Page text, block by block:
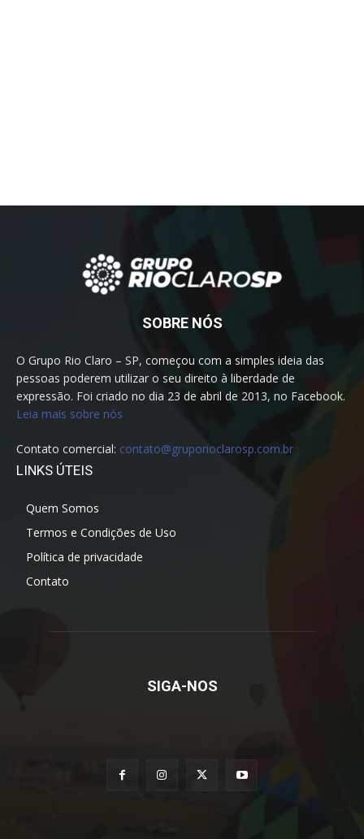
SOBRE NÓS
O Grupo Rio Claro – SP, começou com a simples ideia das
pessoas poderem utilizar o seu direito à liberdade de
expressão. Foi criado no dia 23 de abril de 2013, no Facebook.
Leia mais sobre nós
Contato comercial: contato@gruporioclarosp.com.br
LINKS ÚTEIS
Quem Somos
Termos e Condições de Uso
Política de privacidade
Contato
SIGA-NOS